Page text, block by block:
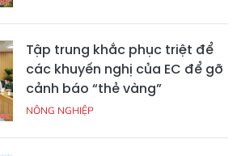
Tập trung khắc phục triệt để
các khuyến nghị của EC để gỡ
cảnh báo “thẻ vàng”
NÔNG NGHIỆP